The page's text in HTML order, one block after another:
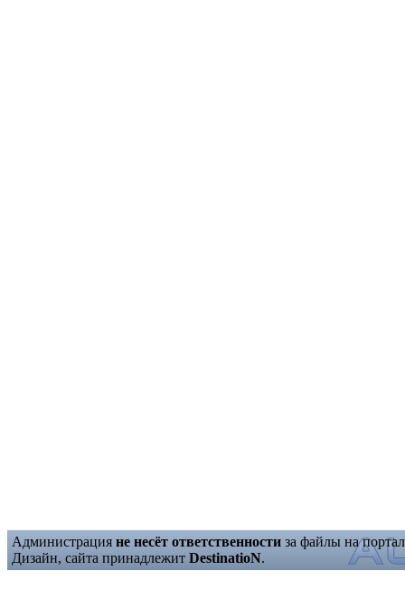
Администрация не несёт ответственности за файлы на
Дизайн, сайта принадлежит DestinatioN.